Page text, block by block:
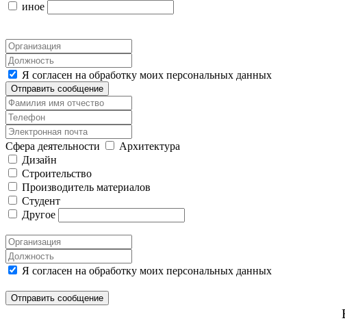
иное
Я согласен на обработку моих персональных данных
Отправить сообщение
Сфера деятельности
Архитектура
Дизайн
Строительство
Производитель материалов
Студент
Другое
Я согласен на обработку моих персональных данных
Отправить сообщение